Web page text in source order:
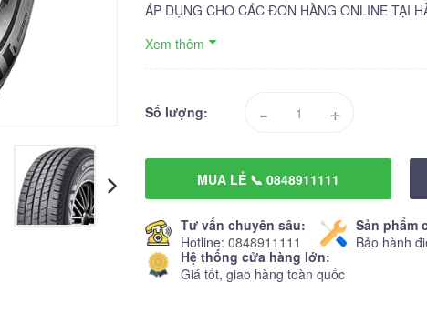
ÁP DỤNG CHO CÁC ĐƠN HÀNG ONLINE TẠI
Xem thêm
Số lượng: - +
MUA LẺ 📞 0848911111
Tư vấn chuyên sâu:
Hotline: 0848911111
Sản phẩm
Bảo hành
Hệ thống cửa hàng lớn:
Giá tốt, giao hàng toàn quốc